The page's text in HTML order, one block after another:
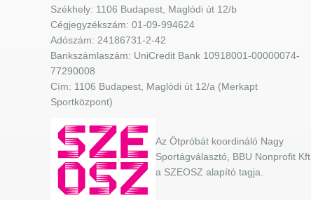
Székhely: 1106 Budapest, Maglódi út 12/b
Cégjegyzékszám: 01-09-994624
Adószám: 24186731-2-42
Bankszámlaszám: UniCredit Bank 10918001-00000074-
77290008
Cím: 1106 Budapest, Maglódi út 12/a (Merkapt
Sportközpont)
Az Ötpróbát koordináló Nagy
Sportágválasztó, BBU Nonprofit Kft.
a SZEOSZ alapító tagja.